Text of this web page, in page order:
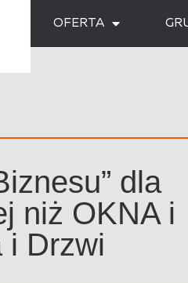
OFERTA
dla
niż OKNA i
i Drzwi